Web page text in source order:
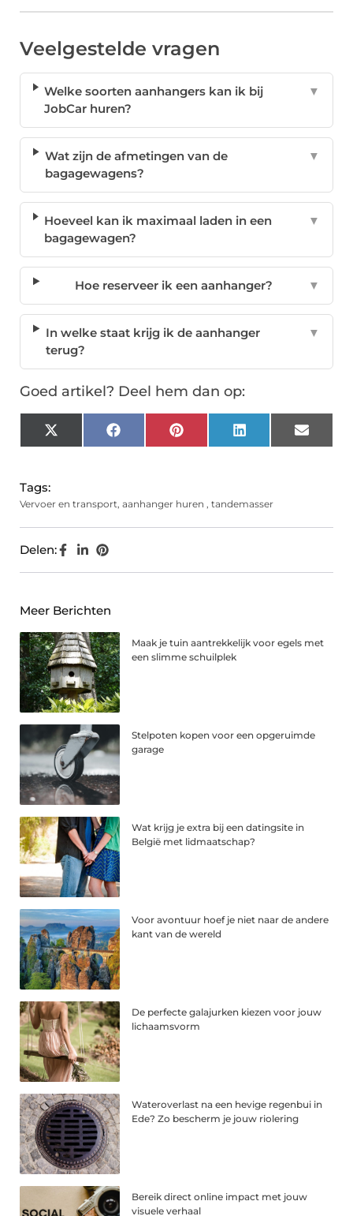
Veelgestelde vragen
Welke soorten aanhangers kan ik bij
JobCar huren?
▼
Wat zijn de afmetingen van de
bagagewagens?
▼
Hoeveel kan ik maximaal laden in een
bagagewagen?
▼
Hoe reserveer ik een aanhanger? ▼
In welke staat krijg ik de aanhanger
terug?
▼
Goed artikel? Deel hem dan op:
X
(Twitter)
FacebookPinterest LinkedIn Email
Tags:
Vervoer en transport, aanhanger huren , tandemasser
Delen:
Meer Berichten
Maak je tuin aantrekkelijk voor egels met
een slimme schuilplek
Stelpoten kopen voor een opgeruimde
garage
Wat krijg je extra bij een datingsite in
België met lidmaatschap?
Voor avontuur hoef je niet naar de andere
kant van de wereld
De perfecte galajurken kiezen voor jouw
lichaamsvorm
Wateroverlast na een hevige regenbui in
Ede? Zo bescherm je jouw riolering
Bereik direct online impact met jouw
visuele verhaal